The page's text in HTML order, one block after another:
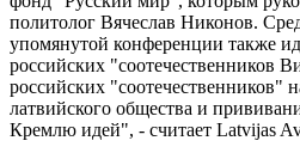
политолог Вячеслав Никонов.
упомянутой конференции также
российских "соотечественников
российских "соотечественников"
латвийского общества и
Кремлю идей", - считает Latvijas